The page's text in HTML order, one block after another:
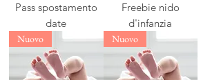
Pass spostamento
date
Freebie nido
d'infanzia
Nuovo Nuovo